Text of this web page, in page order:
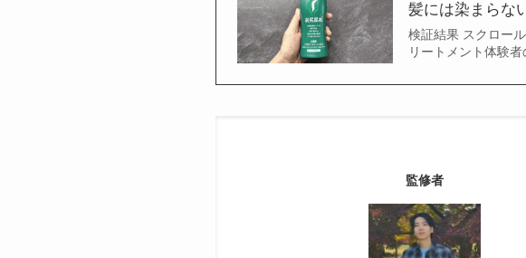
髪には染まらな
検証結果 スクロー
リートメント体験
監修者